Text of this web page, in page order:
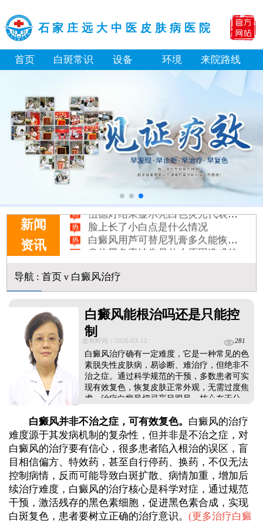
石家庄远大中医皮肤病医院
首页 白斑常识 设备 环境 来院路线
新闻
资讯
伍德灯下白斑比肉眼看到的更大正常吗
儿童下巴长小白点是什么原因
芦可替尼和他克莫司哪个治白癜风好
皮肤ct检测白斑对治疗有什么作用
白斑摸着光滑边界清晰有可能是哪种皮肤病
白癜风长期用激素药膏会有副作用吗
脸上长了小白点是什么情况
白癜风用芦可替尼乳膏多久能恢复正常色
身体黑色素缺失是什么原因造成的
导航: 首页ν 白癜风治疗
白癜风能根治吗还是只能控
制
发布时间：2026-03-12 281
白癜风治疗确有一定难度，它是一种常见的色
素脱失性皮肤病，易诊断、难治疗，但绝非不
治之症。通过科学规范的干预，多数患者可实
现有效复色，恢复皮肤正常外观，无需过度焦
虑。治疗白癜风切忌盲目跟风，核心在于分
型不同，适用的治疗方案也存在差异，需由经
验丰富医生评估后，制定个性化治疗计划，避
免滥用药物或不当治疗手段。同时，治疗需保
持耐心与长期坚持，治疗后还要重视巩固治
疗，降低病情反复的风险。...
白癜风并非不治之症，可有效复色。 白癜风的治疗
难度源于其发病机制的复杂性，但并非是不治之症，对
白癜风的治疗要有信心，很多患者陷入根治的误区，盲
目相信偏方、特效药，甚至自行停药、换药，不仅无法
控制病情，反而可能导致白斑扩散、病情加重，增加后
续治疗难度，白癜风的治疗核心是科学对症，通过规范
干预，激活残存的黑色素细胞，促进黑色素合成，实现
白斑复色，患者要树立正确的治疗意识。 (更多治疗白癜